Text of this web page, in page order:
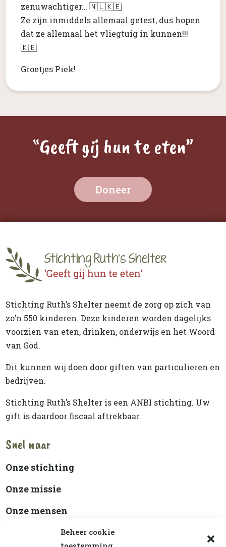
Beheer cookie
zenuwachtiger… 🇳🇱🇰🇪
Ze zijn inmiddels allemaal getest, dus hopen
dat ze allemaal het vliegtuig in kunnen!!!
🇰🇪
Groetjes Piek!
“Geeft gij hun te eten”
Doneer
Stichting Ruth’s Shelter neemt de zorg op zich van
zo’n 550 kinderen. Deze kinderen worden dagelijks
voorzien van eten, drinken, onderwijs en het Woord
van God.
Dit kunnen wij doen door giften van particulieren en
bedrijven.
Stichting Ruth’s Shelter is een ANBI stichting. Uw
gift is daardoor fiscaal aftrekbaar.
Snel naar
Onze stichting
Onze missie
Onze mensen
Beleidsplan